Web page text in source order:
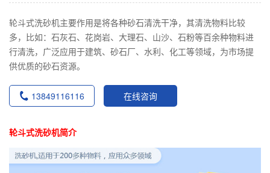
轮斗式洗砂机主要作用是将各种砂石清洗干净，其清洗物料比较
多，比如：石灰石、花岗岩、大理石、山沙、石粉等百余种物料进
行清洗，广泛应用于建筑、砂石厂、水利、化工等领域，为市场提
供优质的砂石资源。
13849116116 在线咨询
轮斗式洗砂机简介